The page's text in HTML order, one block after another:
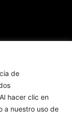
de
hacer clic en
a nuestro uso de
(CP 7560908)
(CP 03002).